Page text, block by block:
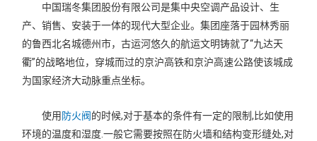
中国瑞冬集团股份有限公司是集中央空调产品设计、生
产、销售、安装于一体的现代大型企业。集团座落于园林秀丽
的鲁西北名城德州市，古运河悠久的航运文明铸就了“九达天
衢”的战略地位，穿城而过的京沪高铁和京沪高速公路使该城成
为国家经济大动脉重点坐标。
使用 防火阀的时候,对于基本的条件有一定的限制,比如使用
环境的温度和湿度.一般它需要按照在防火墙和结构变形缝处,对